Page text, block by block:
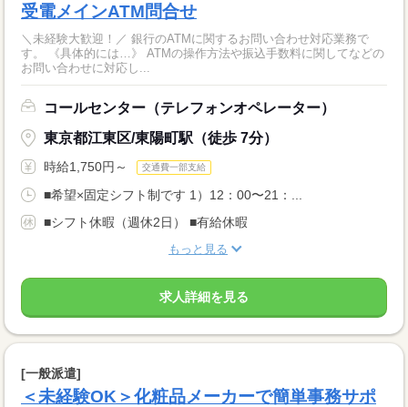
受電メインATM問合せ
＼未経験大歓迎！／ 銀行のATMに関するお問い合わせ対応業務で
す。 《具体的には…》 ATMの操作方法や振込手数料に関してなどの
お問い合わせに対応し...
コールセンター（テレフォンオペレーター）
東京都江東区/東陽町駅（徒歩 7分）
時給1,750円～ 交通費一部支給
■希望×固定シフト制です 1）12：00〜21：...
■シフト休暇（週休2日） ■有給休暇
もっと見る
求人詳細を見る
[一般派遣]
＜未経験OK＞化粧品メーカーで簡単事務サポ